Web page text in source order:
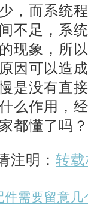
，而系统
不足，系
现象，所
因可以造
是没有直
么作用，
都懂了吗？
注明： 转
需要留意几